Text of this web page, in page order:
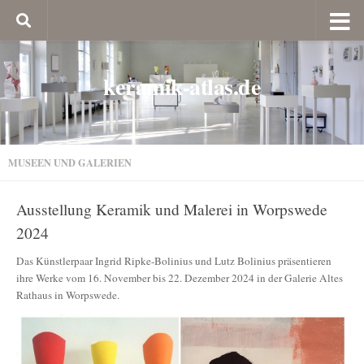
keramik-atlas.de
MUSEEN UND GALERIEN
Ausstellung Keramik und Malerei in Worpswede
2024
Das Künstlerpaar Ingrid Ripke-Bolinius und Lutz Bolinius präsentieren
ihre Werke vom 16. November bis 22. Dezember 2024 in der Galerie Altes
Rathaus in Worpswede.